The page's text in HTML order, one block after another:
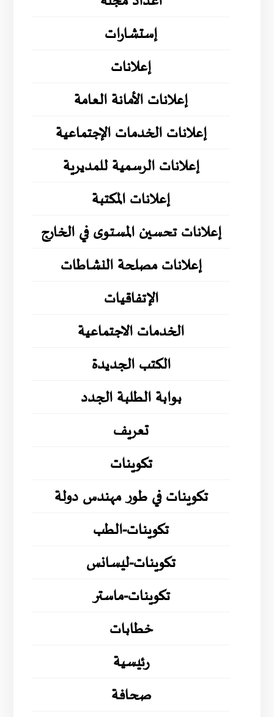
إستشارات
إعلانات
إعلانات الأمانة العامة
إعلانات الخدمات الإجتماعية
إعلانات الرسمية للمديرية
إعلانات المكتبة
إعلانات تحسين المستوى في الخارج
إعلانات مصلحة النشاطات
الإتفاقيات
الخدمات الاجتماعية
الكتب الجديدة
بوابة الطلبة الجدد
تعريف
تكوينات
تكوينات في طور مهندس دولة
تكوينات-الطب
تكوينات-ليسانس
تكوينات-ماستر
خطابات
رئيسية
صحافة